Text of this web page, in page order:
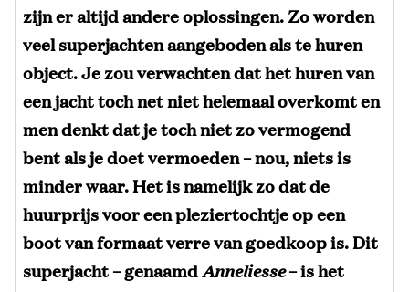
zijn er altijd andere oplossingen. Zo worden
veel superjachten aangeboden als te huren
object. Je zou verwachten dat het huren van
een jacht toch net niet helemaal overkomt en
men denkt dat je toch niet zo vermogend
bent als je doet vermoeden – nou, niets is
minder waar. Het is namelijk zo dat de
huurprijs voor een pleziertochtje op een
boot van formaat verre van goedkoop is. Dit
superjacht – genaamdAnneliesse– is het